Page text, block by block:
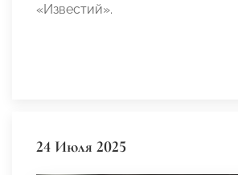
«Известий».
24 Июля 2025